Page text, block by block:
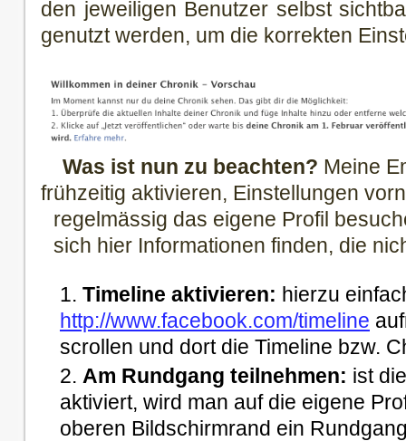
den jeweiligen Benutzer selbst
genutzt werden, um die korrekten
Was ist nun zu beachten? Meine
frühzeitig aktivieren, Einstellungen
regelmässig das eigene Profil
sich hier Informationen finden, die
Timeline aktivieren: hierzu
http://www.facebook.com/timeline
scrollen und dort die Timeline bzw.
Am Rundgang teilnehmen: ist
aktiviert, wird man auf die eigene
oberen Bildschirmrand ein